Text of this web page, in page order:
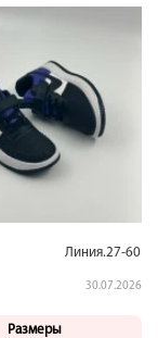
Линия.27-60
30.07.2026
Размеры